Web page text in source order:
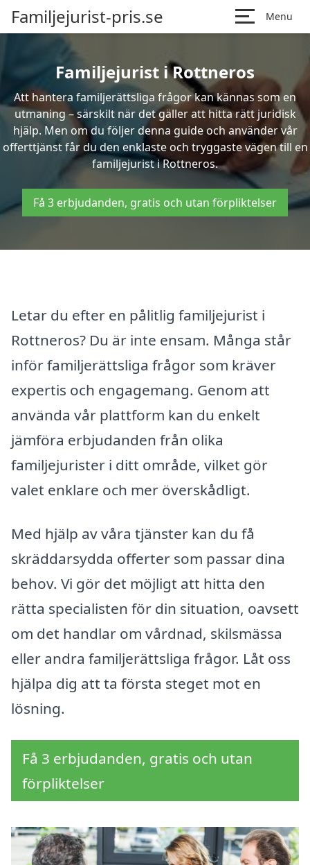
Familjejurist-pris.se Menu
Familjejurist i Rottneros
Att hantera familjerättsliga frågor kan kännas som en
utmaning – särskilt när det gäller att hitta rätt juridisk
hjälp. Men om du följer denna guide och använder vår
offerttjänst får du den enklaste och tryggaste vägen till en
familjejurist i Rottneros.
Få 3 erbjudanden, gratis och utan förpliktelser
Letar du efter en pålitlig familjejurist i
Rottneros? Du är inte ensam. Många står
inför familjerättsliga frågor som kräver
expertis och engagemang. Genom att
använda vår plattform kan du enkelt
jämföra erbjudanden från olika
familjejurister i ditt område, vilket gör
valet enklare och mer överskådligt.
Med hjälp av våra tjänster kan du få
skräddarsydda offerter som passar dina
behov. Vi gör det möjligt att hitta den
rätta specialisten för din situation, oavsett
om det handlar om vårdnad, skilsmässa
eller andra familjerättsliga frågor. Låt oss
hjälpa dig att ta första steget mot en
lösning.
Få 3 erbjudanden, gratis och utan
förpliktelser